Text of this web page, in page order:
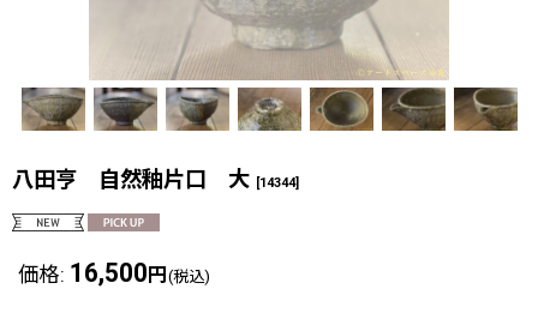
八田亨 自然釉片口 大 [14344]
価格: 16,500 円 (税込)